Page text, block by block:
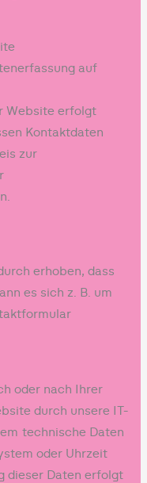
auf
Website erfolgt
Kontaktdaten
zur
erhoben, dass
es sich z. B. um
oder nach Ihrer
durch unsere IT-
technische Daten
oder Uhrzeit
dieser Daten erfolgt